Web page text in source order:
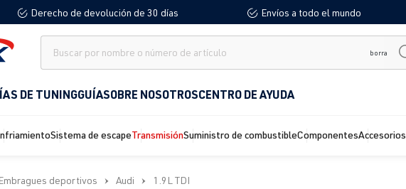
Derecho de devolución de 30 días Envíos a todo el mundo
borra
DE TUNINGGUÍASOBRE NOSOTROSCENTRO DE AYUDA
Sistema de escapeTransmisiónSuministro de combustibleComponentesAccesorios
Embragues deportivos Audi 1.9L TDI